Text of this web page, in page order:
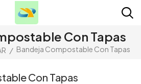
Con Tapas
/ Bandeja Compostable Con Tapas
Con Tapas